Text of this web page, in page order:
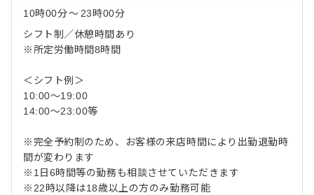
10時00分〜23時00分
シフト制／休憩時間あり
※所定労働時間8時間
＜シフト例＞
10:00〜19:00
14:00〜23:00等
※完全予約制のため、お客様の来店時間により出勤退勤時
間が変わります
※1日6時間等の勤務も相談させていただきます
※22時以降は18歳以上の方のみ勤務可能